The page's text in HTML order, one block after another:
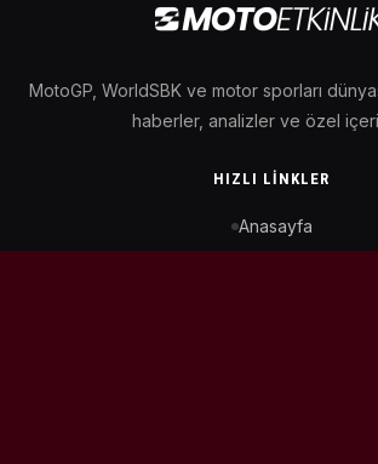
MotoGP, WorldSBK ve motor sporları
haberler, analizler ve özel
HIZLI LINKLER
Anasayfa